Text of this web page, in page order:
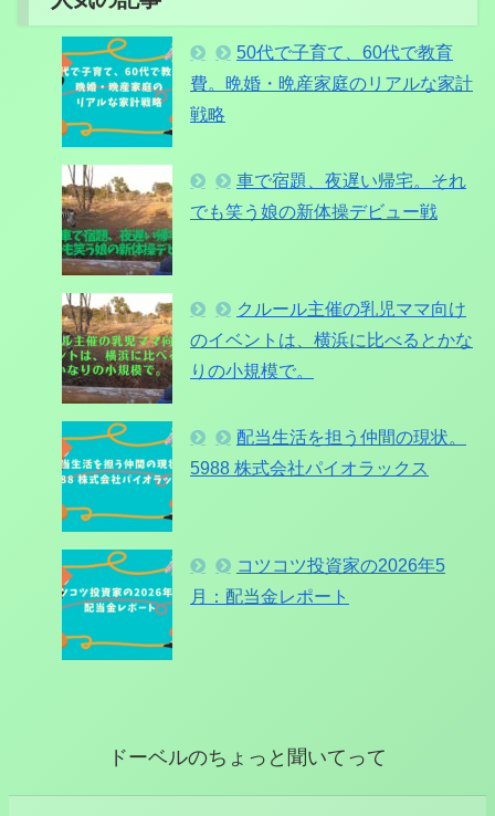
50代で子育て、60代で教育
費。晩婚・晩産家庭のリアルな家計
戦略
車で宿題、夜遅い帰宅。それ
でも笑う娘の新体操デビュー戦
クルール主催の乳児ママ向け
のイベントは、横浜に比べるとかな
りの小規模で。
配当生活を担う仲間の現状。
5988 株式会社パイオラックス
コツコツ投資家の2026年5
月：配当金レポート
ドーベルのちょっと聞いてって